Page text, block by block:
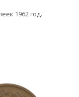
1962 год.